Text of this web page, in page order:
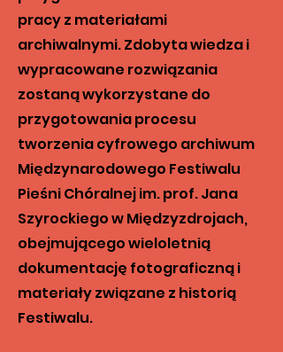
pracy z materiałami
archiwalnymi. Zdobyta wiedza i
wypracowane rozwiązania
zostaną wykorzystane do
przygotowania procesu
tworzenia cyfrowego archiwum
Międzynarodowego Festiwalu
Pieśni Chóralnej im. prof. Jana
Szyrockiego w Międzyzdrojach,
obejmującego wieloletnią
dokumentację fotograficzną i
materiały związane z historią
Festiwalu.